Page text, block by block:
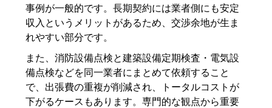
事例が一般的です。長期契約には業者側にも安定
収入というメリットがあるため、交渉余地が生ま
れやすい部分です。
また、消防設備点検と建築設備定期検査・電気設
備点検などを同一業者にまとめて依頼すること
で、出張費の重複が削減され、トータルコストが
下がるケースもあります。専門的な観点から重要